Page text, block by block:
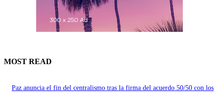
MOST READ
Paz anuncia el fin del centralismo tras la firma del acuerdo 50/50 con los